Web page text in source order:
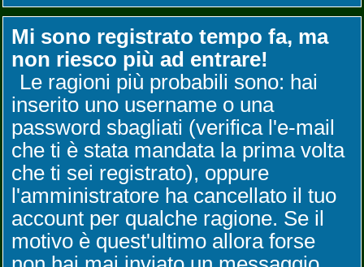
Mi sono registrato tempo fa, ma
non riesco più ad entrare!
Le ragioni più probabili sono: hai
inserito uno username o una
password sbagliati (verifica l'e-mail
che ti è stata mandata la prima volta
che ti sei registrato), oppure
l'amministratore ha cancellato il tuo
account per qualche ragione. Se il
motivo è quest'ultimo allora forse